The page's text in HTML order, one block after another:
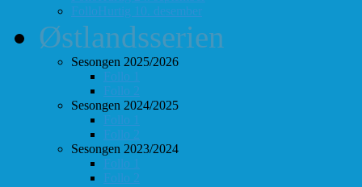
FolloHurtig 10. desember
Østlandsserien
Sesongen 2025/2026
Follo 1
Follo 2
Sesongen 2024/2025
Follo 1
Follo 2
Sesongen 2023/2024
Follo 1
Follo 2